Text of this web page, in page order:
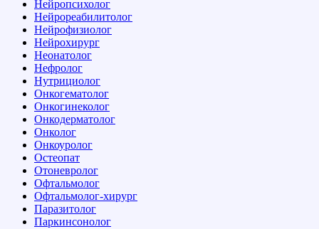
Нейропсихолог
Нейрореабилитолог
Нейрофизиолог
Нейрохирург
Неонатолог
Нефролог
Нутрициолог
Онкогематолог
Онкогинеколог
Онкодерматолог
Онколог
Онкоуролог
Остеопат
Отоневролог
Офтальмолог
Офтальмолог-хирург
Паразитолог
Паркинсонолог